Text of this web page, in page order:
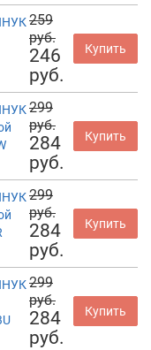
259
руб.
246
руб.
Купить
299
руб.
284
руб.
Купить
299
руб.
284
руб.
Купить
299
руб.
284
руб.
Купить